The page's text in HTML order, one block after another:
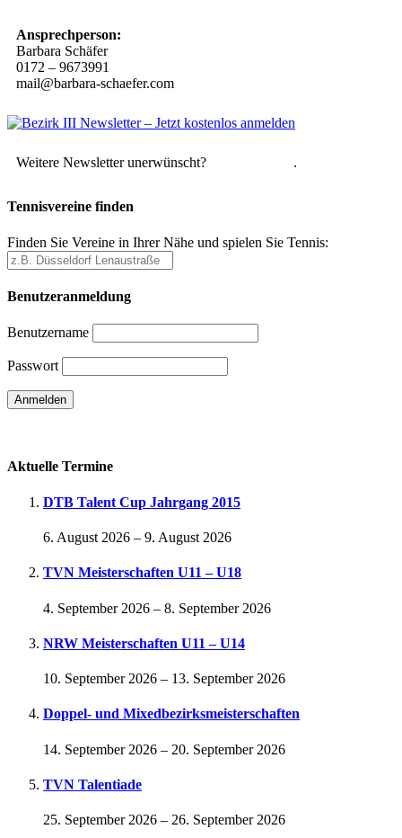
Ansprechperson:
Barbara Schäfer
0172 – 9673991
mail@barbara-schaefer.com
Weitere Newsletter unerwünscht? .
Tennisvereine finden
Finden Sie Vereine in Ihrer Nähe und spielen Sie Tennis:
Benutzeranmeldung
Benutzername
Passwort
Aktuelle Termine
DTB Talent Cup Jahrgang 2015
6. August 2026 – 9. August 2026
TVN Meisterschaften U11 – U18
4. September 2026 – 8. September 2026
NRW Meisterschaften U11 – U14
10. September 2026 – 13. September 2026
Doppel- und Mixedbezirksmeisterschaften
14. September 2026 – 20. September 2026
TVN Talentiade
25. September 2026 – 26. September 2026